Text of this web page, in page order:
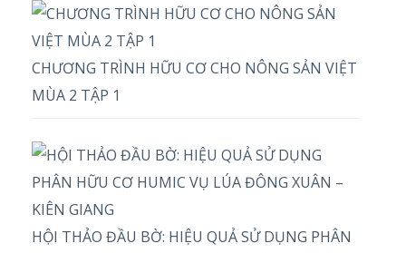
CHƯƠNG TRÌNH HỮU CƠ CHO NÔNG SẢN VIỆT
MÙA 2 TẬP 1
HỘI THẢO ĐẦU BỜ: HIỆU QUẢ SỬ DỤNG PHÂN